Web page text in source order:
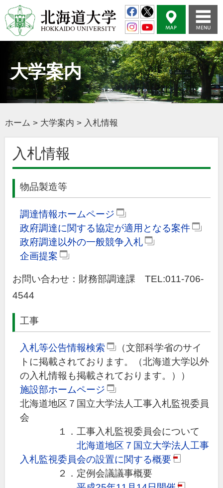
大学案内
ホーム > 大学案内 > 入札情報
入札情報
物品製造等
調達情報ホームページ （外
部
リ
政府調達に関する協定が適用となる案件（外
ク）
政府調達以外の一般競争入札（外
ン
企画提案 （外
リ
お問い合わせ：財務部調達課 TEL:011-706-
4544
工事
入札等公告情報検索 (外
部
リ
ン
ク)
（文部科学省のサイ
トに掲載されております。（北海道大学以外
の入札情報も掲載されております。））
施設部ホームページ (外
部
ン
ク)
北海道地区７国立大学法人工事入札監視委員
会
１．工事入札監視委員会について
北海道地区７国立大学法人工事
入札監視委員会の設置に関する概要(PDF)
２．定例会議議事概要